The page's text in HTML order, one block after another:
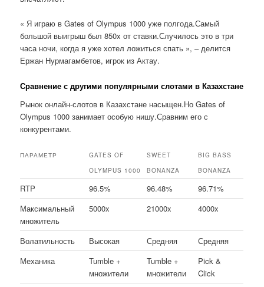
« Я играю в Gates of Olympus 1000 уже полгода.Самый
большой выигрыш был 850x от ставки.Случилось это в три
часа ночи, когда я уже хотел ложиться спать », – делится
Ержан Нурмагамбетов, игрок из Актау.
Сравнение с другими популярными слотами в Казахстане
Рынок онлайн-слотов в Казахстане насыщен.Но Gates of
Olympus 1000 занимает особую нишу.Сравним его с
конкурентами.
ПАРАМЕТР
GATES OF
OLYMPUS 1000
SWEET
BONANZA
BIG BASS
BONANZA
RTP 96.5% 96.48%
96.71%
Максимальный
множитель
5000x 21000x 4000x
Волатильность Высокая Средняя
Средняя
Механика
Tumble +
множители
Tumble +
множители
Pick &
Click